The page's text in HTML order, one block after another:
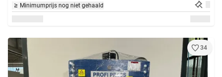
Minimumprijs nog niet gehaald
34